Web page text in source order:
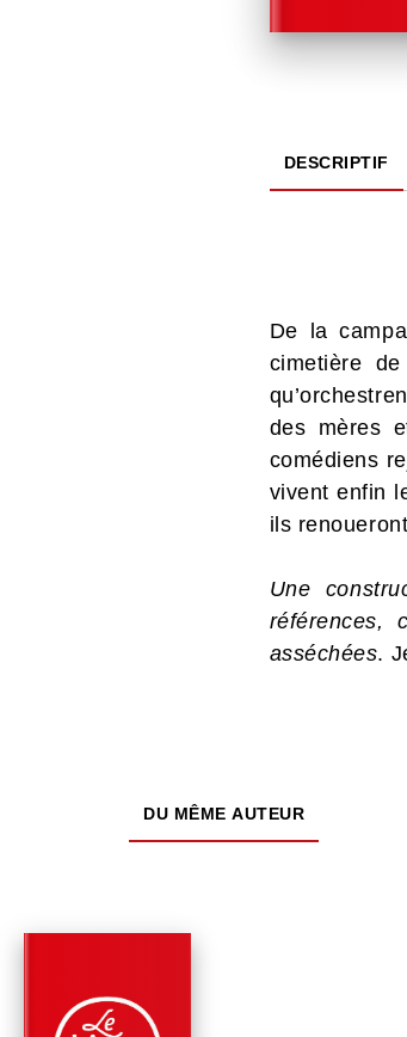
DESCRIPTIF
De la
cimetière
des mères
comédiens
vivent enfin
ils
Une
références,
asséchées.
DU MÊME AUTEUR